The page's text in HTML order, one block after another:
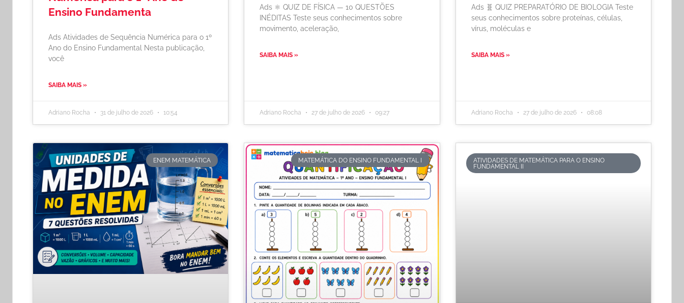
Ensino Fundamenta
Ads Atividades de Sequência Numérica para o 1º
Ano do Ensino Fundamental Nesta publicação,
você
SAIBA MAIS »
Adriano Rocha 31 de julho de 2026 10:54
Ads ⚛️ QUIZ DE FÍSICA — 10 QUESTÕES
INÉDITAS Teste seus conhecimentos sobre
movimento, aceleração,
SAIBA MAIS »
Adriano Rocha 27 de julho de 2026 09:27
Ads 🧬 QUIZ PREPARATÓRIO DE BIOLOGIA Teste
seus conhecimentos sobre proteínas, células,
vírus, moléculas e
SAIBA MAIS »
Adriano Rocha 27 de julho de 2026 08:08
ENEM MATEMÁTICA MATEMÁTICA DO ENSINO FUNDAMENTAL I
ATIVIDADES DE MATEMÁTICA PARA O ENSINO
FUNDAMENTAL II